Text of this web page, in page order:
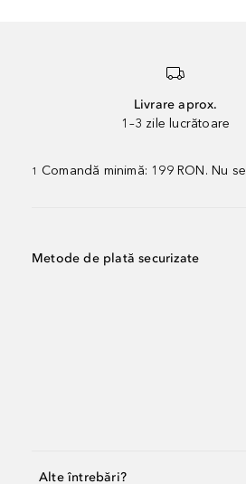
Livrare aprox.
1–3 zile lucrătoare
1 Comandă minimă: 199 RON. Nu
Metode de plată securizate
Alte întrebări?